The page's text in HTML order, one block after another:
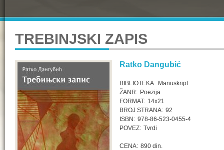
TREBINJSKI ZAPIS
Ratko Dangubić
BIBLIOTEKA: Manuskript
ŽANR: Poezija
FORMAT: 14x21
BROJ STRANA: 92
ISBN: 978-86-523-0455-4
POVEZ: Tvrdi
CENA: 890 din.